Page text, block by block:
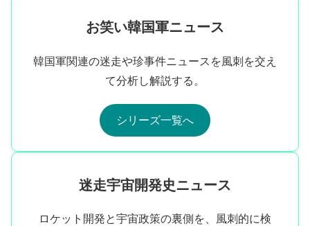
お笑い韓国軍ニュース
韓国軍関連の迷走や珍事件ニュースを風刺を交え
て分析し解説する。
シリーズ一覧へ
迷走宇宙開発史ニュース
ロケット開発と宇宙政策の裏側を、風刺的に検